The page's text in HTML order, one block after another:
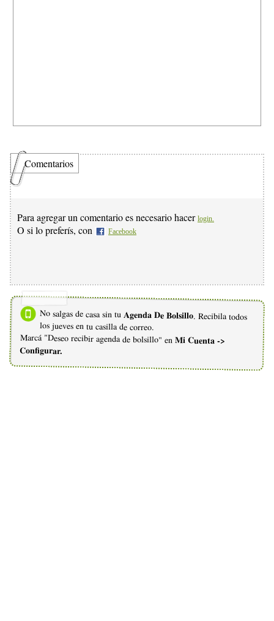
Comentarios
Para agregar un comentario es necesario hacer login.
O si lo preferís, con Facebook
No salgas de casa sin tu Agenda De Bolsillo. Recibila todos
los jueves en tu casilla de correo.
Marcá "Deseo recibir agenda de bolsillo" en Mi Cuenta ->
Configurar.